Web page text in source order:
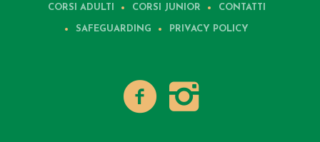
CORSI ADULTI CORSI JUNIOR CONTATTI
SAFEGUARDING PRIVACY POLICY